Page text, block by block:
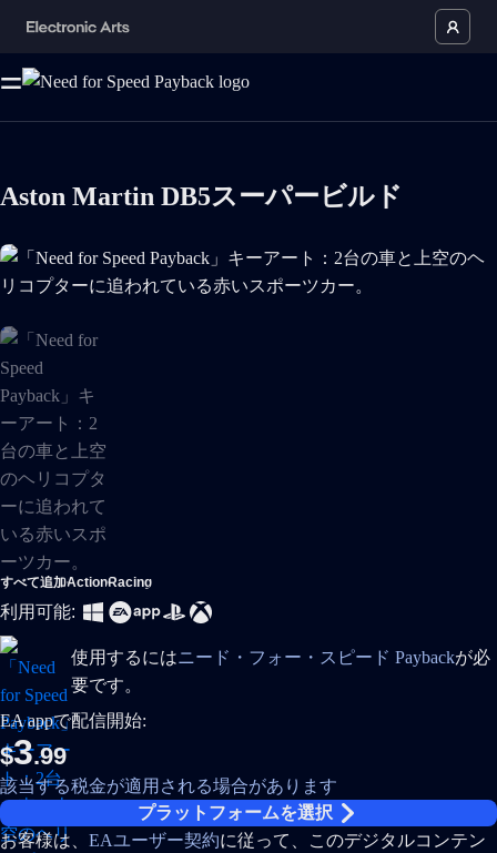
Aston Martin DB5スーパービルド
「Need for Speed Payback」キーアート：2台の車と上空のヘ
すべて追加ActionRacing
利用可能:
使用するにはニード・フォー・スピード Paybackが必
要です。
EA appで配信開始:
$3.99
該当する税金が適用される場合があります
プラットフォームを選択
お客様は、 EAユーザー契約に従って、このデジタルコンテン